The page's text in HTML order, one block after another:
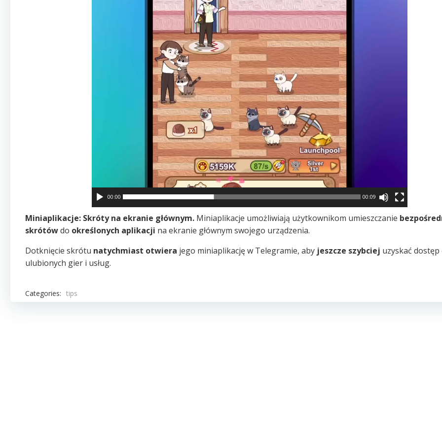
00:00 00:09
Miniaplikacje: Skróty na ekranie głównym. Miniaplikacje umożliwiają użytkownikom umieszczanie
skrótówdo określonych aplikacji na ekranie głównym swojego urządzenia.
Dotknięcie skrótu natychmiast otwiera jego miniaplikację w Telegramie, aby jeszcze szybciej uzyskać dostęp
ulubionych gier i usług.
Categories: tips